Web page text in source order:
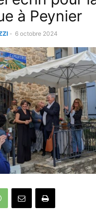
à Peynier
- 6 octobre 2024